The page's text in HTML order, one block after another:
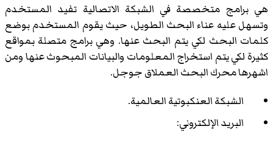
هي برامج متخصصة في الشبكة الاتصالية تفيد المستخدم
وتسهل عليه عناء البحث الطويل، حيث يقوم المستخدم بوضع
كلمات البحث لكي يتم البحث عنها. وهي برامج متصلة بمواقع
كثيرة لكي يتم استخراج المعلومات والبيانات المبحوث عنها ومن
اشهرها محرك البحث العملاق جوجل.
الشبكة العنكبوتية العالمية.
البريد الإلكتروني: